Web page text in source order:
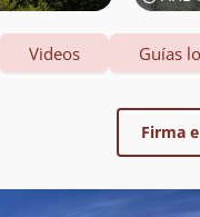
Videos Guías
Firma